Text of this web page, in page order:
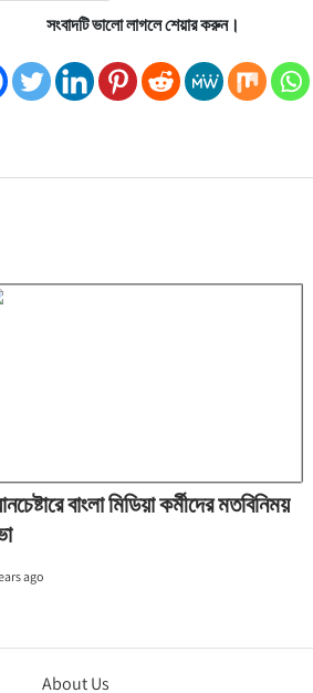
সংবাদটি ভালো লাগলে শেয়ার করুন।
বাংলা মিডিয়া কর্মীদের মতবিনিময়
ago
About Us